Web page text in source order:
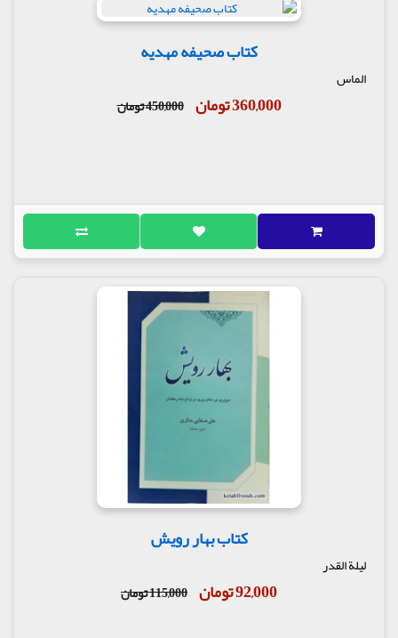
کتاب صحیفه مهدیه
الماس
360,000 تومان 450,000 تومان
کتاب بهار رویش
لیلة القدر
92,000 تومان 115,000 تومان